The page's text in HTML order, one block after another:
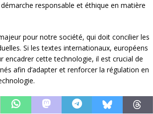
responsable et éthique en matière
pour notre société, qui doit concilier les
Si les textes internationaux, européens
encadrer cette technologie, il est crucial de
afin d’adapter et renforcer la régulation en